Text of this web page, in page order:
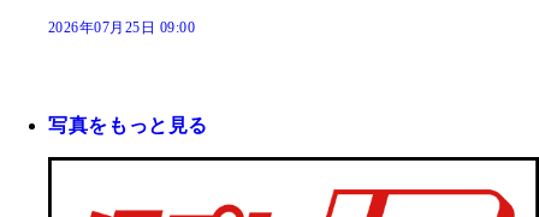
2026年07月25日 09:00
写真をもっと見る